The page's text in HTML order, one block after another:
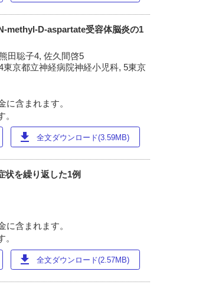
methyl-D-aspartate受容体脳炎の1
田聡子4, 佐久間啓5
京都立神経病院神経小児科, 5東京
含まれます。
download 全文ダウンロード(3.59MB)
を繰り返した1例
含まれます。
download 全文ダウンロード(2.57MB)